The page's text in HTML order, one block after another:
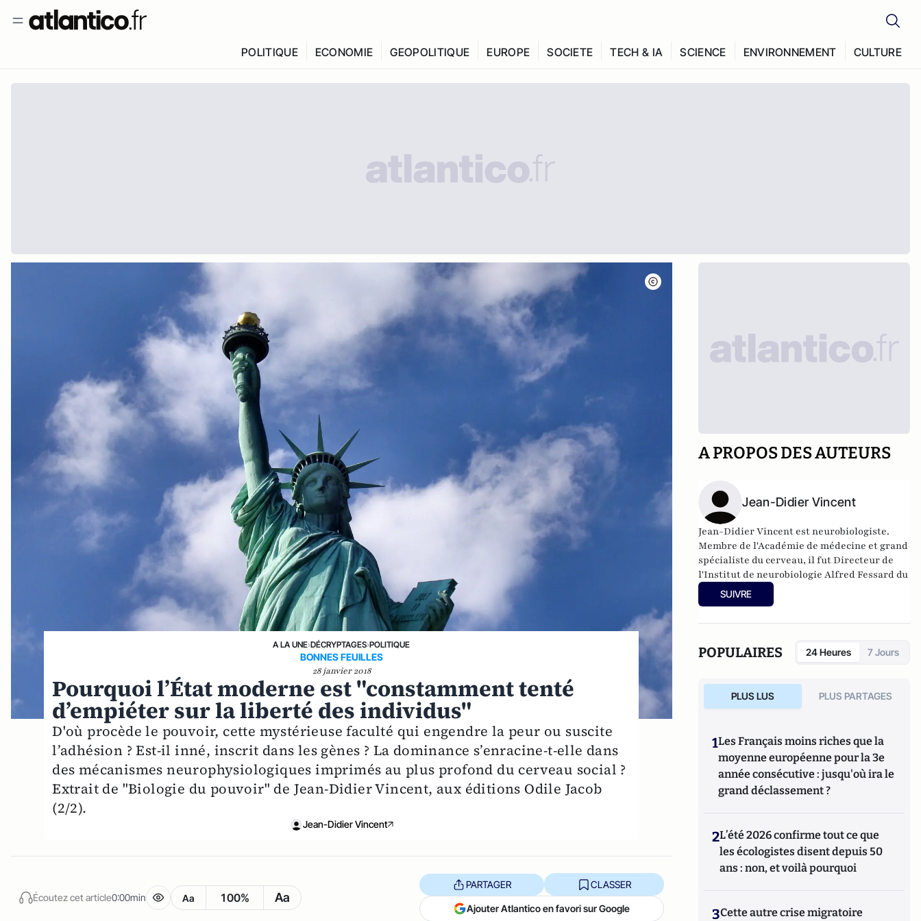
POLITIQUE ECONOMIE GEOPOLITIQUE EUROPE SOCIETE TECH & IA SCIENCE ENVIRONNEMENT CULTURE
A LA UNE›DÉCRYPTAGES›POLITIQUE
BONNES FEUILLES
28 janvier 2018
Pourquoi l’État moderne est "constamment tenté
d’empiéter sur la liberté des individus"
D'où procède le pouvoir, cette mystérieuse faculté qui engendre la peur ou suscite
l’adhésion ? Est-il inné, inscrit dans les gènes ? La dominance s’enracine-t-elle dans
des mécanismes neurophysiologiques imprimés au plus profond du cerveau social ?
Extrait de "Biologie du pouvoir" de Jean-Didier Vincent, aux éditions Odile Jacob
(2/2).
Jean-Didier Vincent
Écoutez cet article0:00min Aa 100% Aa
PARTAGER CLASSER
Ajouter Atlantico en favori sur Google
A PROPOS DES AUTEURS
Jean-Didier Vincent
Jean-Didier Vincent est neurobiologiste.
Membre de l'Académie de médecine et grand
spécialiste du cerveau, il fut Directeur de
l'Institut de neurobiologie Alfred Fessard du
CNRS ainsi que professeur de physiologie à
la Faculté de médecine de l'Université Paris
fille(Seuil, 2010) et
Bienvenue en
Transhumanie(avec Geneviève Ferone,
SUIVRE
POPULAIRES 24 Heures 7 Jours
PLUS LUS PLUS PARTAGES
1Les Français moins riches que la
moyenne européenne pour la 3e
année consécutive : jusqu'où ira le
grand déclassement ?
2L’été 2026 confirme tout ce que
les écologistes disent depuis 50
ans : non, et voilà pourquoi
3Cette autre crise migratoire